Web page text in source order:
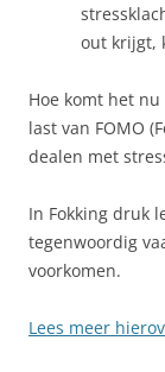
out krijgt,
Hoe komt het
last van FOMO
dealen met
In Fokking druk
tegenwoordig
voorkomen.
Lees meer